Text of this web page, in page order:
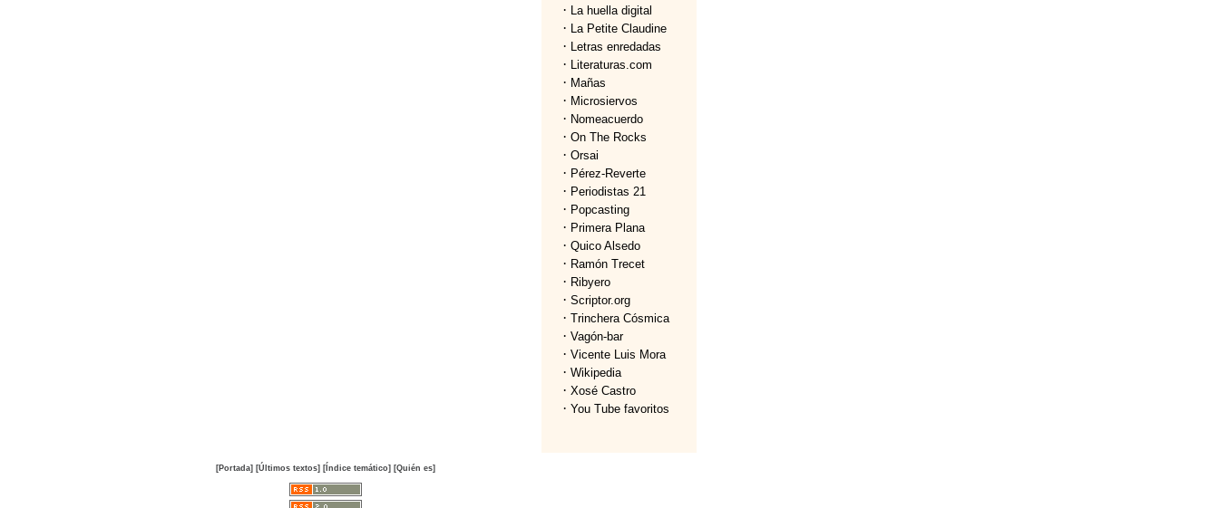
· La huella digital
· La Petite Claudine
· Letras enredadas
· Literaturas.com
· Mañas
· Microsiervos
· Nomeacuerdo
· On The Rocks
· Orsai
· Pérez-Reverte
· Periodistas 21
· Popcasting
· Primera Plana
· Quico Alsedo
· Ramón Trecet
· Ribyero
· Scriptor.org
· Trinchera Cósmica
· Vagón-bar
· Vicente Luis Mora
· Wikipedia
· Xosé Castro
· You Tube favoritos
[Portada] [Últimos textos] [Índice temático] [Quién es]